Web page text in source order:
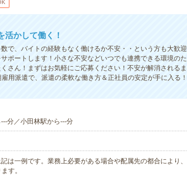
活かして働く！
で、バイトの経験もなく働けるか不安・・という方も大歓迎
ポートします！小さな不安などいつでも連携できる環境のた
さん！まずはお気軽にご応募ください！不安が解消されるま
用派遣で、派遣の柔軟な働き方＆正社員の安定が手に入る！
分／小田林駅から---分
は一例です。業務上必要がある場合や配属先の都合により、
す。